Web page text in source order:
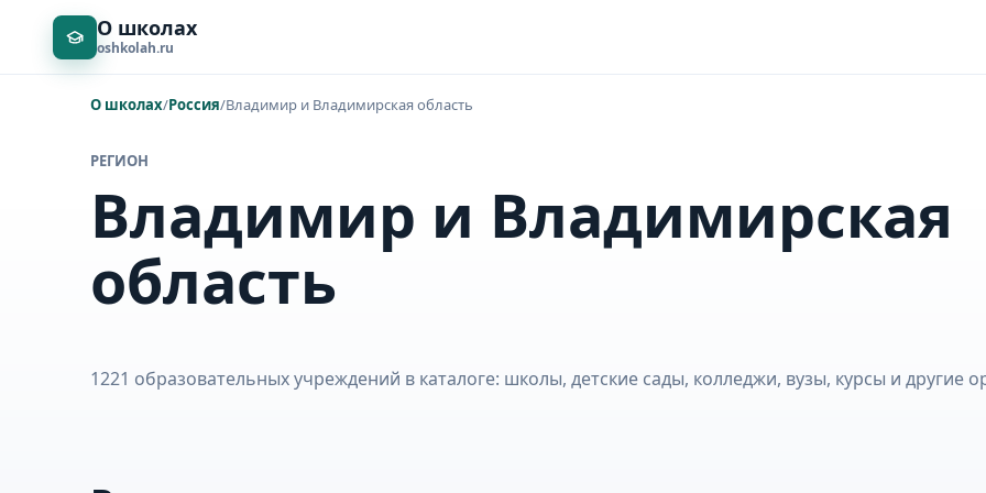
О школах
oshkolah.ru
О школах/Россия/Владимир и Владимирская область
РЕГИОН
Владимир и Владимирская
область
1221 образовательных учреждений в каталоге: школы, детские сады, колледжи, вузы, курсы и другие